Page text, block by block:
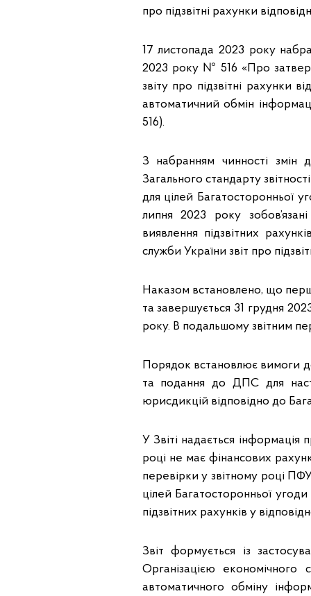
про підзвітні рахунки
17 листопада 2023 року
2023 року № 516 «Про
звіту про підзвітні рахунки
автоматичний обмін
516).
З набранням чинності змін
Загального стандарту
для цілей Багатосторонньої
липня 2023 року
виявлення підзвітних
служби України звіт про
Наказом встановлено, що
та завершується 31 грудня
року. В подальшому звітним
Порядок встановлює вимоги
та подання до ДПС для
юрисдикцій відповідно до
У Звіті надається інформація
році не має фінансових
перевірки у звітному році
цілей Багатосторонньої
підзвітних рахунків у
Звіт формується із
Організацією економічного
автоматичного обміну